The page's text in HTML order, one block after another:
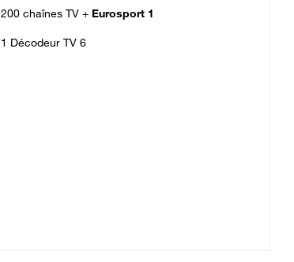
200 chaînes TV + Eurosport 1
1 Décodeur TV 6